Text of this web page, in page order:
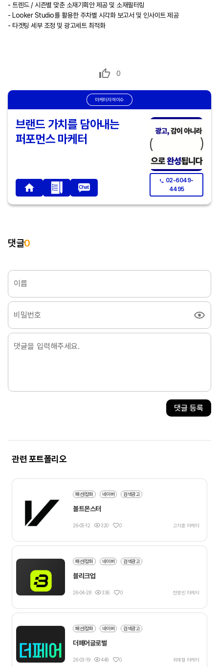
- 트렌드 / 시즌별 맞춘 소재기획안 제공 및 소재필터링
- Looker Studio를 활용한 주차별 시각화 보고서 및 인사이트 제공
- 타겟팅 세부 조정 및 광고세트 최적화
0
마케터자격이수
브랜드 가치를 담아내는
퍼포먼스 마케터
02-6049-
4495
댓글0
이름
비밀번호
댓글 등록
관련 포트폴리오
패션/잡화 네이버 검색광고
볼트몬스터
26-05-12 320 0 고지훈 마케터
패션/잡화 네이버 검색광고
블리크업
26-04-28 336 0 한영빈 마케터
패션/잡화 네이버 검색광고
더페어글로벌
26-03-19 449 0 최재형 마케터